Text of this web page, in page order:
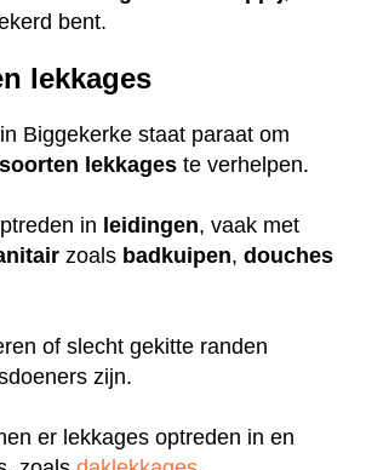
bent.
lekkages
Biggekerke staat paraat om
soorten lekkages te verhelpen.
in leidingen, vaak met
zoals badkuipen, douches
of slecht gekitte randen
zijn.
er lekkages optreden in en